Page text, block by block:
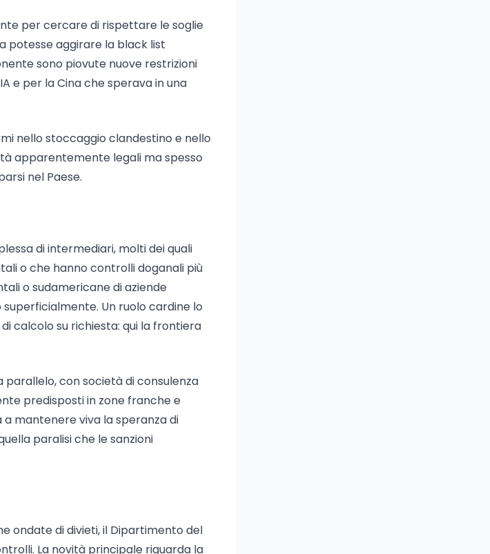
per cercare di rispettare le soglie
potesse aggirare la black list
sono piovute nuove restrizioni
e per la Cina che sperava in una
nello stoccaggio clandestino e nello
apparentemente legali ma spesso
nel Paese.
di intermediari, molti dei quali
o che hanno controlli doganali più
o sudamericane di aziende
Un ruolo cardine lo
calcolo su richiesta: qui la frontiera
con società di consulenza
predisposti in zone franche e
mantenere viva la speranza di
paralisi che le sanzioni
ondate di divieti, il Dipartimento del
La novità principale riguarda la